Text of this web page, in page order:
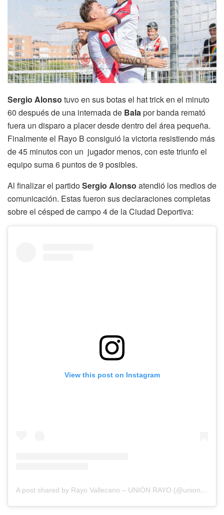
Sergio Alonso tuvo en sus botas el hat trick en el minuto
60 después de una internada de Balapor banda remató
fuera un disparo a placer desde dentro del área pequeña.
Finalmente el Rayo B consiguió la victoria resistiendo más
de 45 minutos con un jugador menos, con este triunfo el
equipo suma 6 puntos de 9 posibles.
Al finalizar el partidoSergio Alonso atendió los medios de
comunicación. Estas fueron sus declaraciones completas
sobre el césped de campo 4 de la Ciudad Deportiva:
View this post on Instagram
A post shared by Rayo Vallecano – UNIÓN RAYO (@unionrayo)